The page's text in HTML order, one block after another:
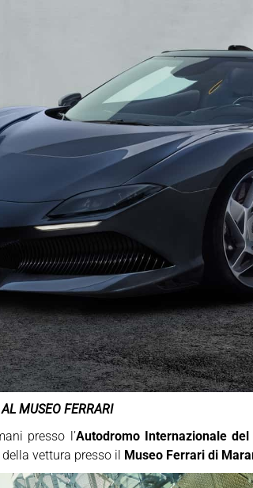
MUSEO FERRARI
presso l’Autodromo Internazionale
vettura presso il Museo Ferrari di